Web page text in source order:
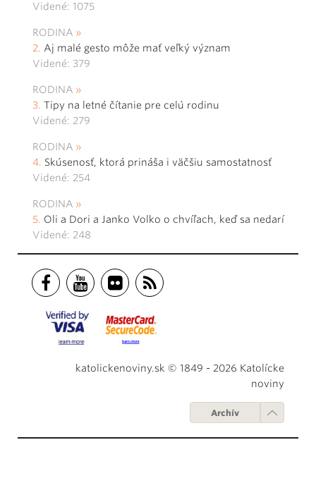
Videné: 1075
RODINA
Aj malé gesto môže mať veľký význam
Videné: 379
RODINA
Tipy na letné čítanie pre celú rodinu
Videné: 279
RODINA
Skúsenosť, ktorá prináša i väčšiu samostatnosť
Videné: 254
RODINA
Oli a Dori a Janko Volko o chvíľach, keď sa nedarí
Videné: 248
katolickenoviny.sk © 1849 - 2026 Katolícke
noviny
Archív